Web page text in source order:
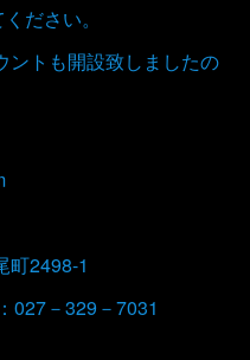
ださい。
ントも開設致しましたの
2498-1
－329－7031